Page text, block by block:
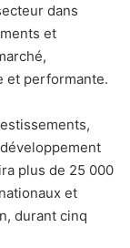
dans
et
et performante.
plus de 25 000
et
durant cinq